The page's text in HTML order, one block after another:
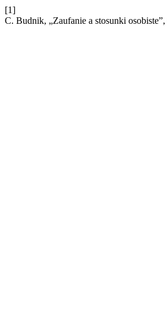
[1]
C. Budnik, „Zaufanie a stosunki osobiste”,